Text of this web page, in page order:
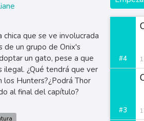
chica que se ve involucrada
de un grupo de Onix's
un gato, pese a que
ilegal. ¿Qué tendrá que ver
los Hunters?¿Podrá Thor
al final del capítulo?
#4
#3